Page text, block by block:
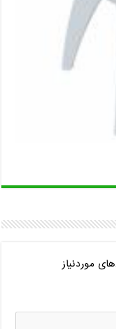
موردنیاز